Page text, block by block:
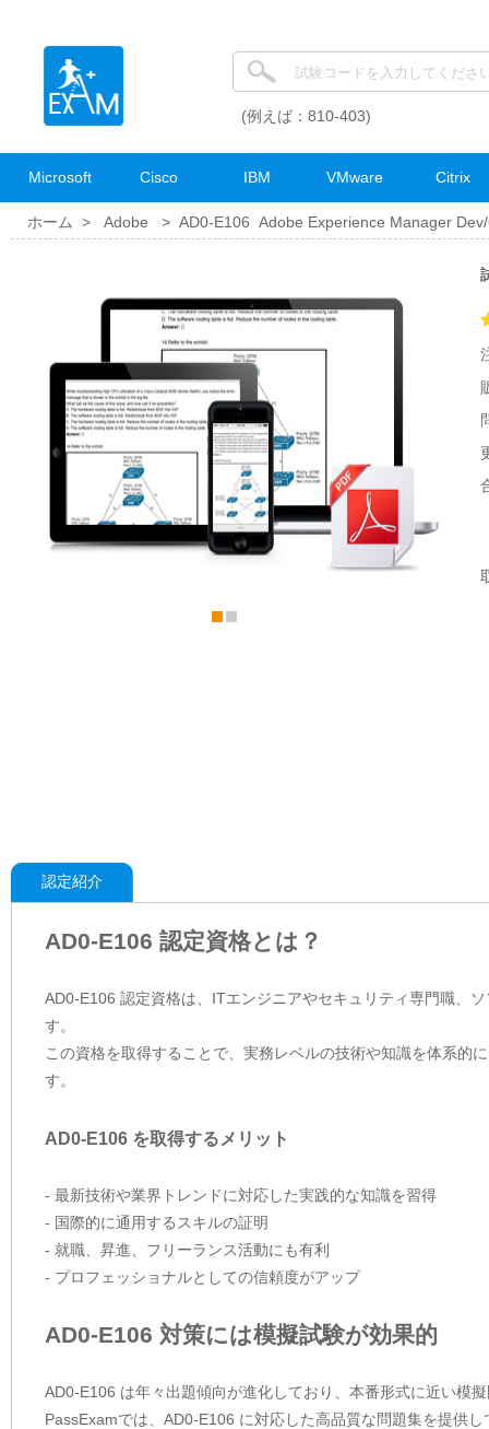
(例えば：810-403)
Microsoft Cisco IBM VMware Citrix
ホーム > Adobe > AD0-E106 Adobe Experience Manager
認定紹介
AD0-E106 認定資格とは？
AD0-E106 認定資格は、ITエンジニアやセキュリティ専門職、
す。
この資格を取得することで、実務レベルの技術や知識を体系的
す。
AD0-E106 を取得するメリット
- 最新技術や業界トレンドに対応した実践的な知識を習得
- 国際的に通用するスキルの証明
- 就職、昇進、フリーランス活動にも有利
- プロフェッショナルとしての信頼度がアップ
AD0-E106 対策には模擬試験が効果的
AD0-E106 は年々出題傾向が進化しており、本番形式に近い模
PassExamでは、AD0-E106 に対応した高品質な問題集を提供